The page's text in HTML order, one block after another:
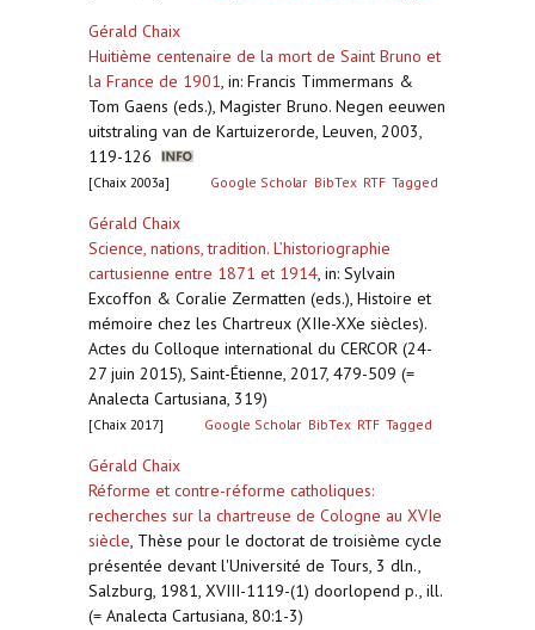
Gérald Chaix
Huitième centenaire de la mort de Saint Bruno et
la France de 1901, in: Francis Timmermans &
Tom Gaens (eds.), Magister Bruno. Negen eeuwen
uitstraling van de Kartuizerorde, Leuven, 2003,
119-126
[Chaix 2003a] Google Scholar BibTex RTF Tagged
Gérald Chaix
Science, nations, tradition. L’historiographie
cartusienne entre 1871 et 1914, in: Sylvain
Excoffon & Coralie Zermatten (eds.), Histoire et
mémoire chez les Chartreux (XIIe-XXe siècles).
Actes du Colloque international du CERCOR (24-
27 juin 2015), Saint-Étienne, 2017, 479-509 (=
Analecta Cartusiana, 319)
[Chaix 2017] Google Scholar BibTex RTF Tagged
Gérald Chaix
Réforme et contre-réforme catholiques:
recherches sur la chartreuse de Cologne au XVIe
siècle, Thèse pour le doctorat de troisième cycle
présentée devant l'Université de Tours, 3 dln.,
Salzburg, 1981, XVIII-1119-(1) doorlopend p., ill.
(= Analecta Cartusiana, 80:1-3)